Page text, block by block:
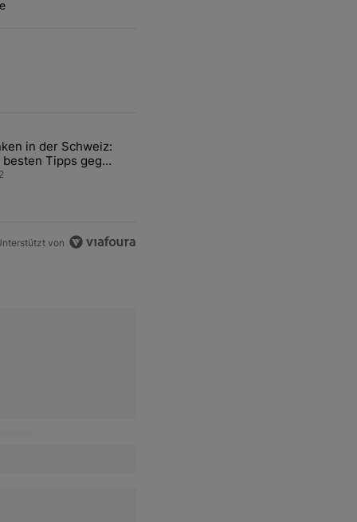
Artikel der letzten 7 days.
Verkauf von WM-Anteilen" mit 2 kommentare.
mit dem Titel "Tanken in der Schweiz: Die besten Tipps gegen
in der Schweiz:
besten Tipps gegen
Sprit
2
von